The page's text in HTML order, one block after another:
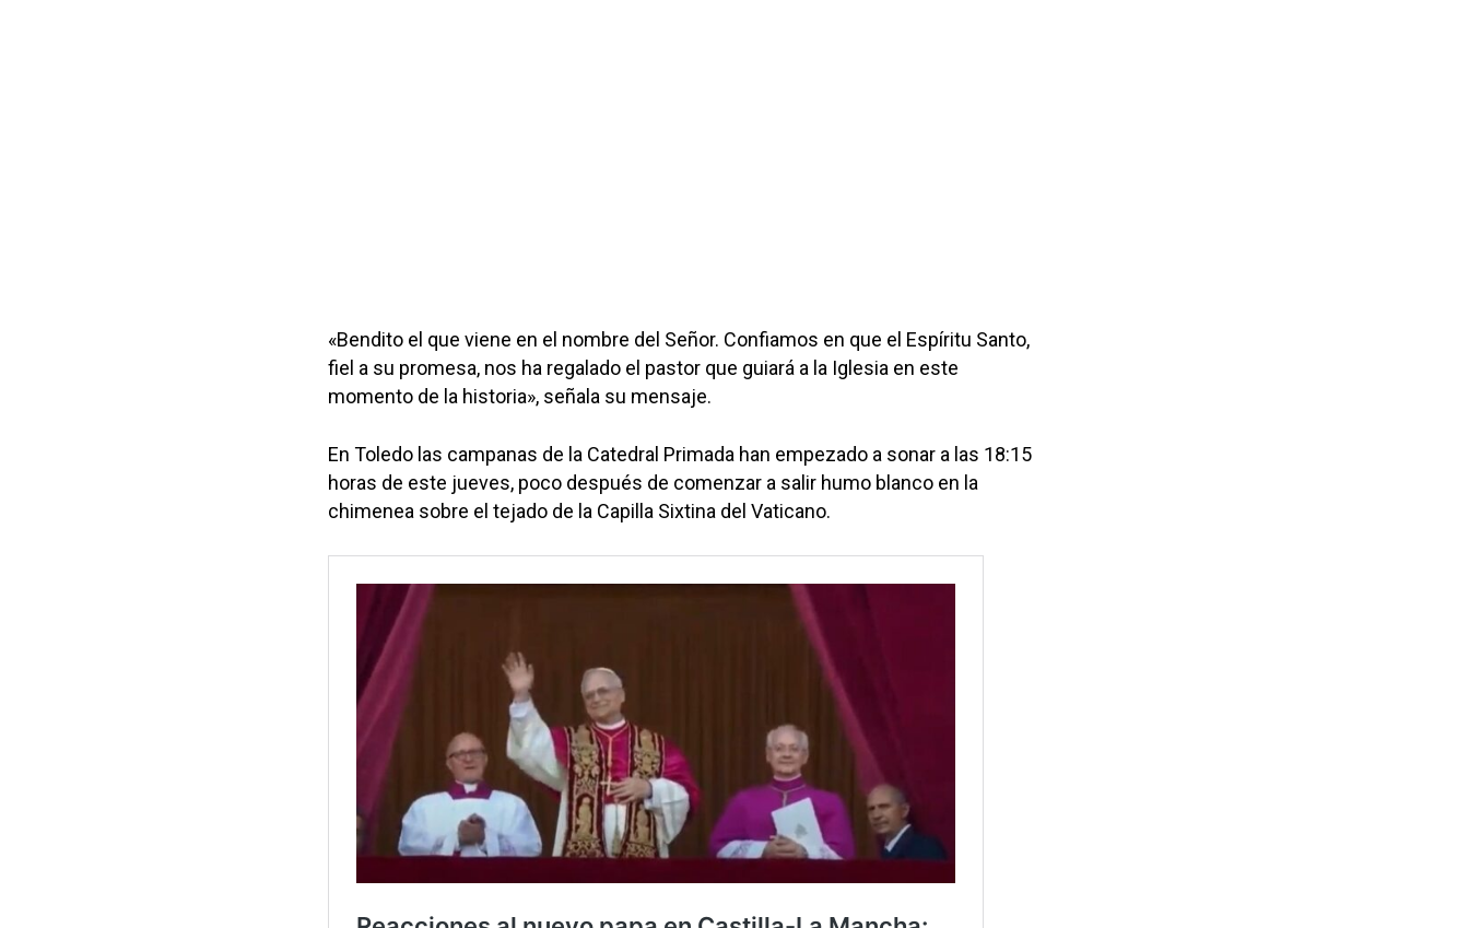
«Bendito el que viene en el nombre del Señor. Confiamos en que el Espíritu Santo,
fiel a su promesa, nos ha regalado el pastor que guiará a la Iglesia en este
momento de la historia», señala su mensaje.
En Toledo las campanas de la Catedral Primada han empezado a sonar a las 18:15
horas de este jueves, poco después de comenzar a salir humo blanco en la
chimenea sobre el tejado de la Capilla Sixtina del Vaticano.